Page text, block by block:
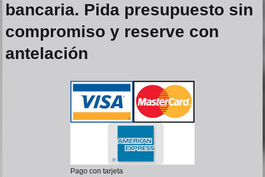
bancaria. Pida presupuesto sin
compromiso y reserve con
antelación
Pago con tarjeta